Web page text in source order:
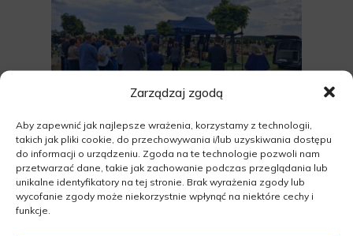
Zarządzaj zgodą
Aby zapewnić jak najlepsze wrażenia, korzystamy z technologii,
takich jak pliki cookie, do przechowywania i/lub uzyskiwania dostępu
do informacji o urządzeniu. Zgoda na te technologie pozwoli nam
przetwarzać dane, takie jak zachowanie podczas przeglądania lub
unikalne identyfikatory na tej stronie. Brak wyrażenia zgody lub
wycofanie zgody może niekorzystnie wpłynąć na niektóre cechy i
funkcje.